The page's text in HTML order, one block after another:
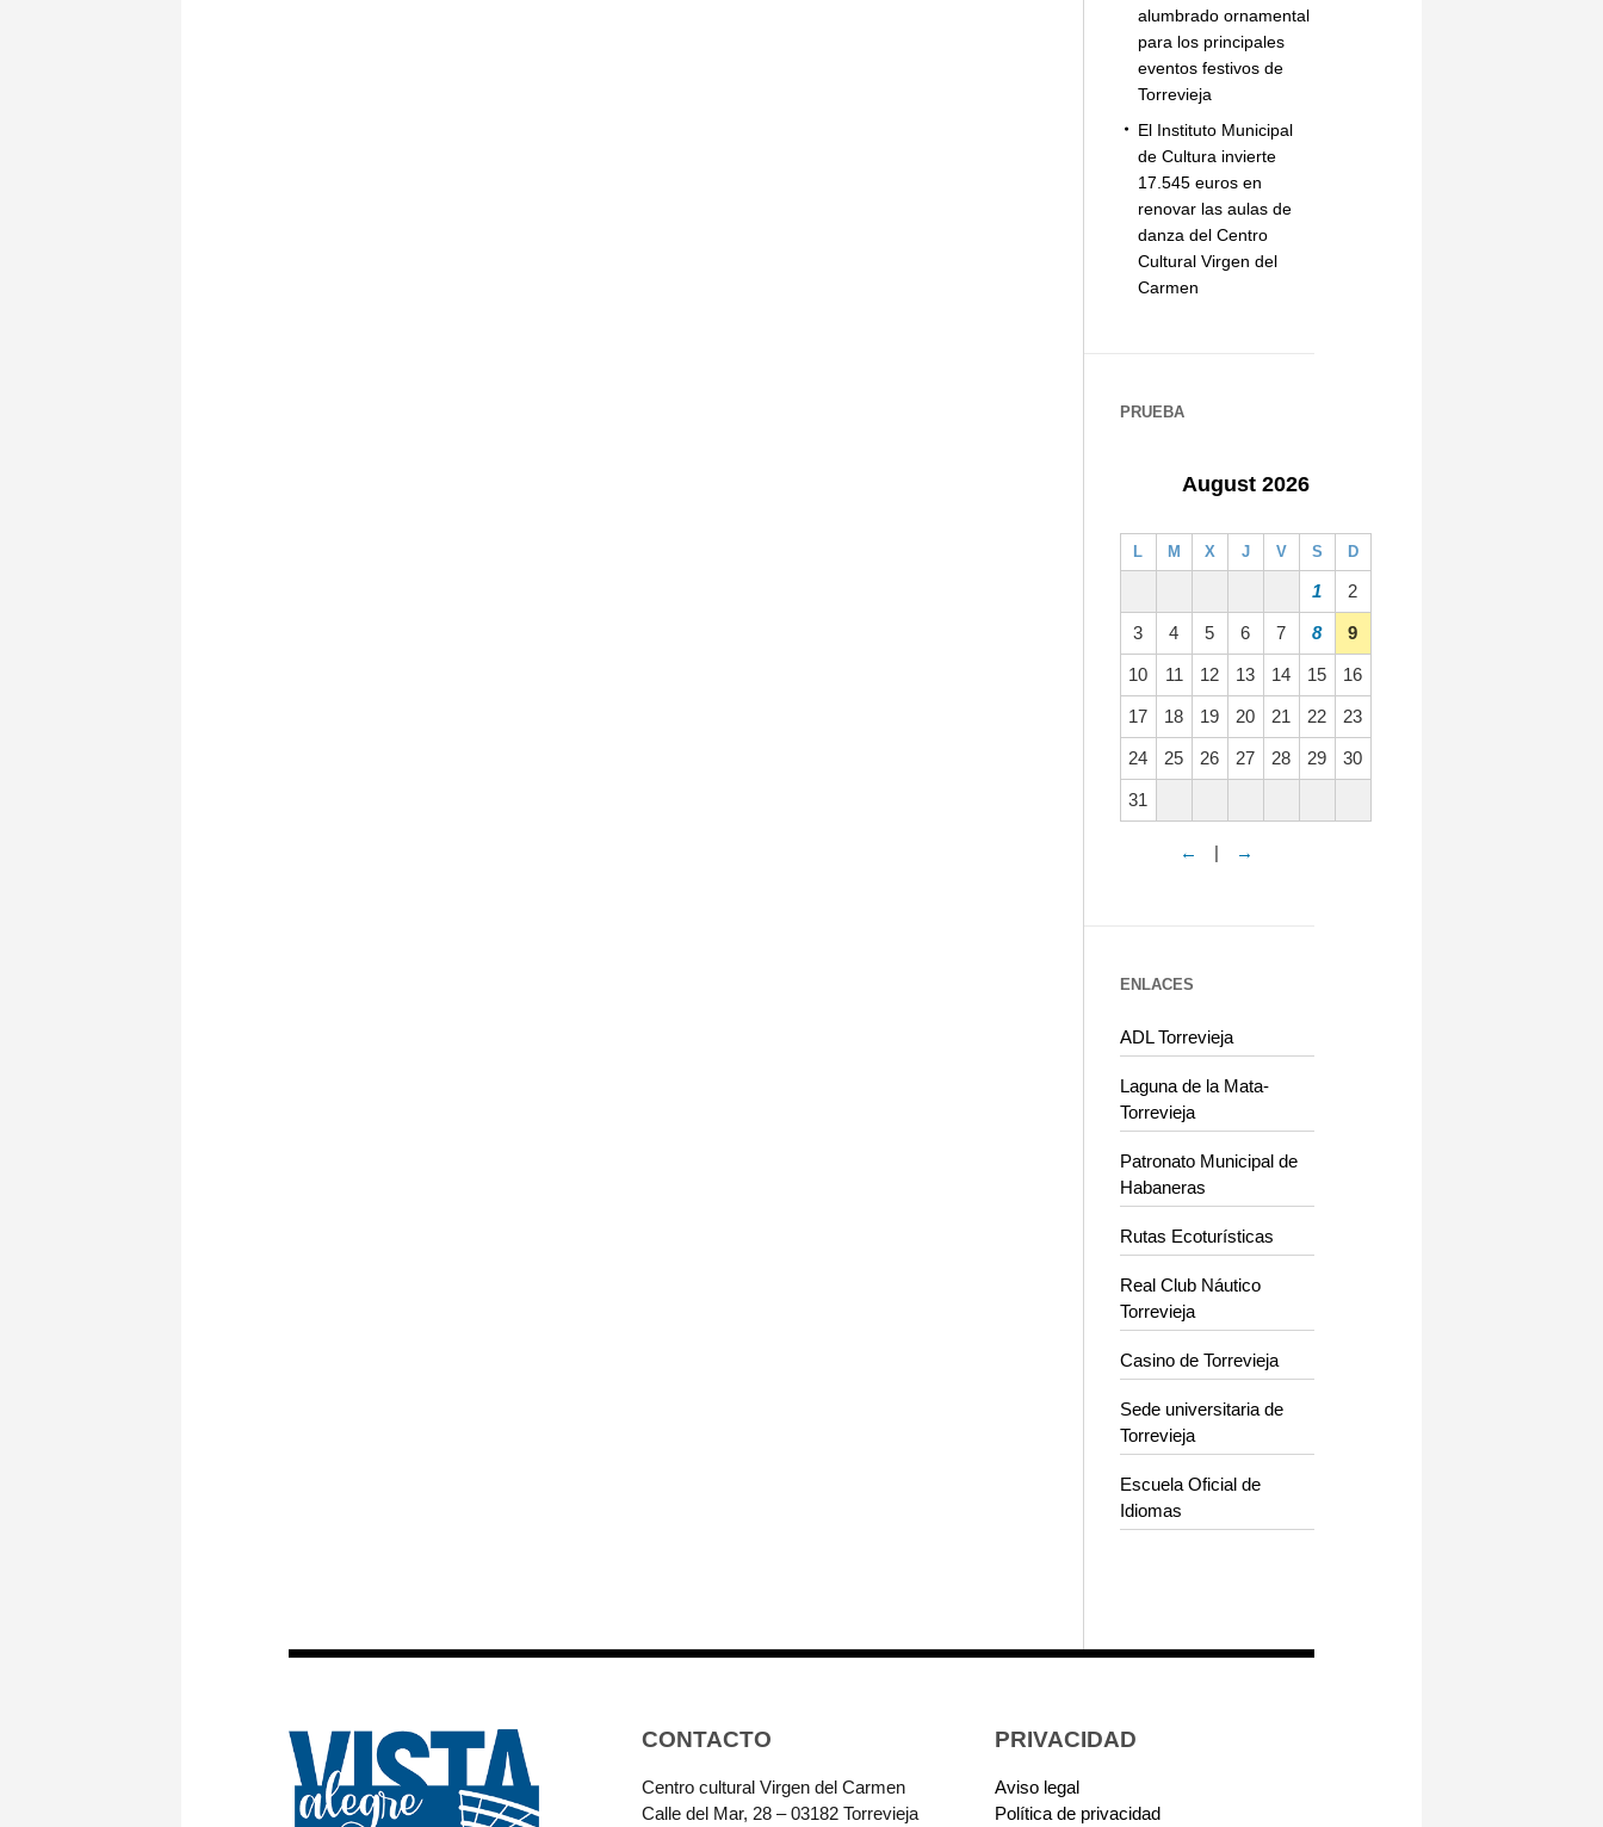
alumbrado ornamental
para los principales
eventos festivos de
Torrevieja
El Instituto Municipal
de Cultura invierte
17.545 euros en
renovar las aulas de
danza del Centro
Cultural Virgen del
Carmen
PRUEBA
August 2026
L M X J V S D
1 2
3 4 5 6 7 8 9
10 11 12 13 14 15 16
17 18 19 20 21 22 23
24 25 26 27 28 29 30
31
← | →
ENLACES
ADL Torrevieja
Laguna de la Mata-
Torrevieja
Patronato Municipal de
Habaneras
Rutas Ecoturísticas
Real Club Náutico
Torrevieja
Casino de Torrevieja
Sede universitaria de
Torrevieja
Escuela Oficial de
Idiomas
CONTACTO
Centro cultural Virgen del Carmen
Calle del Mar, 28 – 03182 Torrevieja
PRIVACIDAD
Aviso legal
Política de privacidad